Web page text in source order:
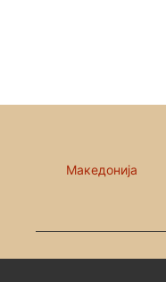
Македонија